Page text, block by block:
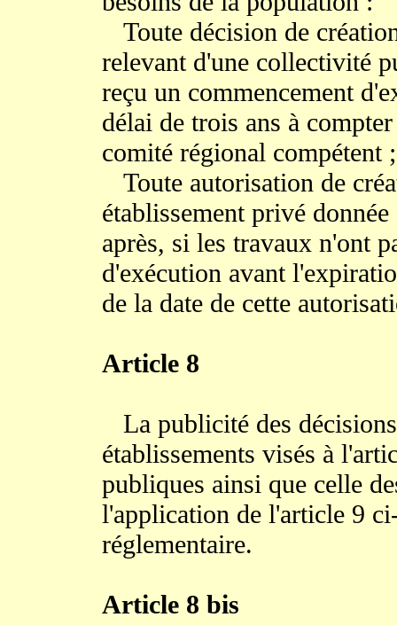
Toute décision de
relevant d'une collectivité
reçu un commencement
délai de trois ans à
comité régional compétent ;
Toute autorisation de
établissement privé
après, si les travaux n'ont
d'exécution avant
de la date de cette
Article 8
La publicité des
établissements visés à
publiques ainsi que celle
l'application de l'article 9
réglementaire.
Article 8 bis